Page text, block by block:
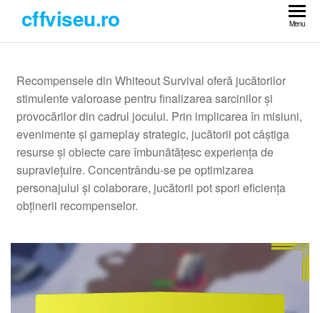
the
cffviseu.ro Menu
Recompensele din Whiteout Survival oferă jucătorilor
stimulente valoroase pentru finalizarea sarcinilor și
provocărilor din cadrul jocului. Prin implicarea în misiuni,
evenimente și gameplay strategic, jucătorii pot câștiga
resurse și obiecte care îmbunătățesc experiența de
supraviețuire. Concentrându-se pe optimizarea
personajului și colaborare, jucătorii pot spori eficiența
obținerii recompenselor.